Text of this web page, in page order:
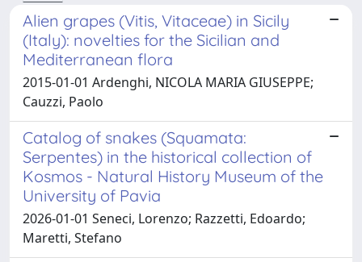
Alien grapes (Vitis, Vitaceae) in Sicily
(Italy): novelties for the Sicilian and
Mediterranean flora
2015-01-01 Ardenghi, NICOLA MARIA GIUSEPPE;
Cauzzi, Paolo
Catalog of snakes (Squamata:
Serpentes) in the historical collection of
Kosmos - Natural History Museum of the
University of Pavia
2026-01-01 Seneci, Lorenzo; Razzetti, Edoardo;
Maretti, Stefano